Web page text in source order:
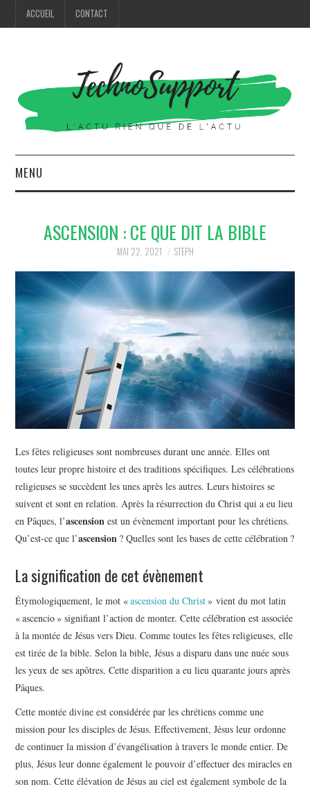
ACCUEIL CONTACT
MENU
MODE
MAISON
BEAUTÉ
IMMOBILIER
SOCIETE
FORMATION
SANTÉ
CONTACT
ASCENSION : CE QUE DIT LA BIBLE
MAI 22, 2021 STEPH
Les fêtes religieuses sont nombreuses durant une année. Elles ont
toutes leur propre histoire et des traditions spécifiques. Les célébrations
religieuses se succèdent les unes après les autres. Leurs histoires se
suivent et sont en relation. Après la résurrection du Christ qui a eu lieu
en Pâques, l’ascensionest un évènement important pour les chrétiens.
Qu’est-ce que l’ascension ? Quelles sont les bases de cette célébration ?
La signification de cet évènement
Étymologiquement, le mot «ascension du Christ» vient du mot latin
« ascencio » signifiant l’action de monter. Cette célébration est associée
à la montée de Jésus vers Dieu. Comme toutes les fêtes religieuses, elle
est tirée de la bible. Selon la bible, Jésus a disparu dans une nuée sous
les yeux de ses apôtres. Cette disparition a eu lieu quarante jours après
Pâques.
Cette montée divine est considérée par les chrétiens comme une
mission pour les disciples de Jésus. Effectivement, Jésus leur ordonne
de continuer la mission d’évangélisation à travers le monde entier. De
plus, Jésus leur donne également le pouvoir d’effectuer des miracles en
son nom. Cette élévation de Jésus au ciel est également symbole de la